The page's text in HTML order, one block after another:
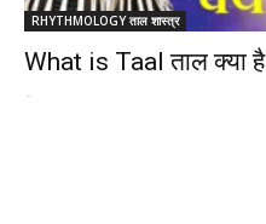
RHYTHMOLOGY ताल शास्त्र
What is Taal ताल क्या है
-